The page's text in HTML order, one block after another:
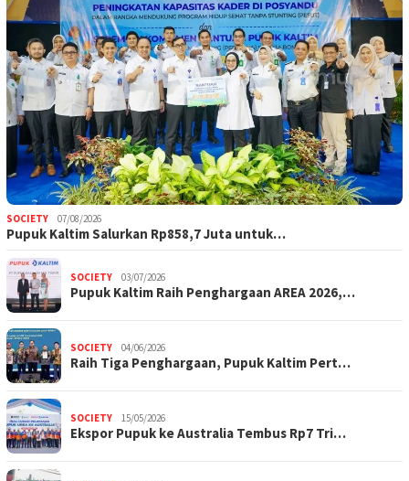
SOCIETY 07/08/2026
Pupuk Kaltim Salurkan Rp858,7 Juta untuk…
SOCIETY 03/07/2026
Pupuk Kaltim Raih Penghargaan AREA 2026,…
SOCIETY 04/06/2026
Raih Tiga Penghargaan, Pupuk Kaltim Pert…
SOCIETY 15/05/2026
Ekspor Pupuk ke Australia Tembus Rp7 Tri…